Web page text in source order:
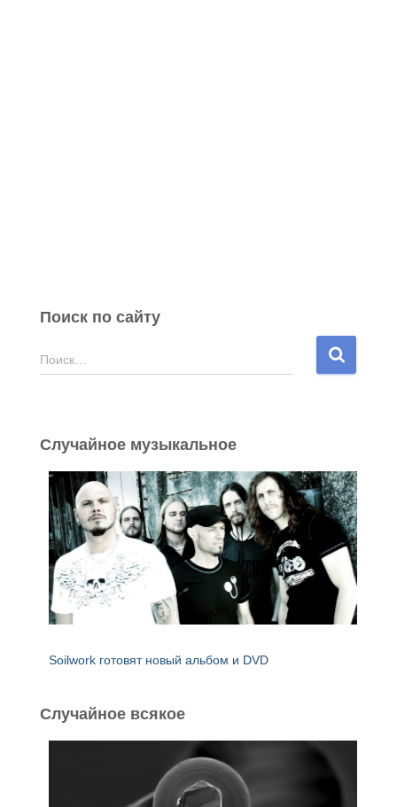
Поиск по сайту
Н
а
:
Поиск…
Случайное музыкальное
Soilwork готовят новый альбом и DVD
Случайное всякое